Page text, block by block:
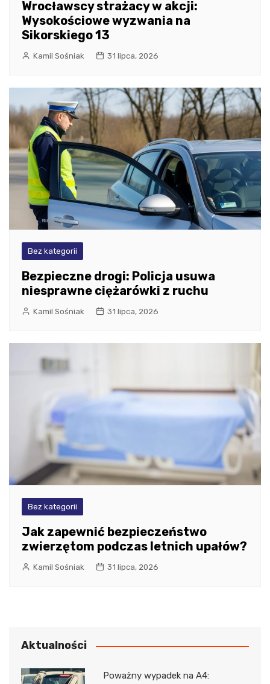
Wrocławscy strażacy w akcji:
Wysokościowe wyzwania na
Sikorskiego 13
Kamil Sośniak 31 lipca, 2026
Bez kategorii
Bezpieczne drogi: Policja usuwa
niesprawne ciężarówki z ruchu
Kamil Sośniak 31 lipca, 2026
Bez kategorii
Jak zapewnić bezpieczeństwo
zwierzętom podczas letnich upałów?
Kamil Sośniak 31 lipca, 2026
Aktualności
Poważny wypadek na A4: